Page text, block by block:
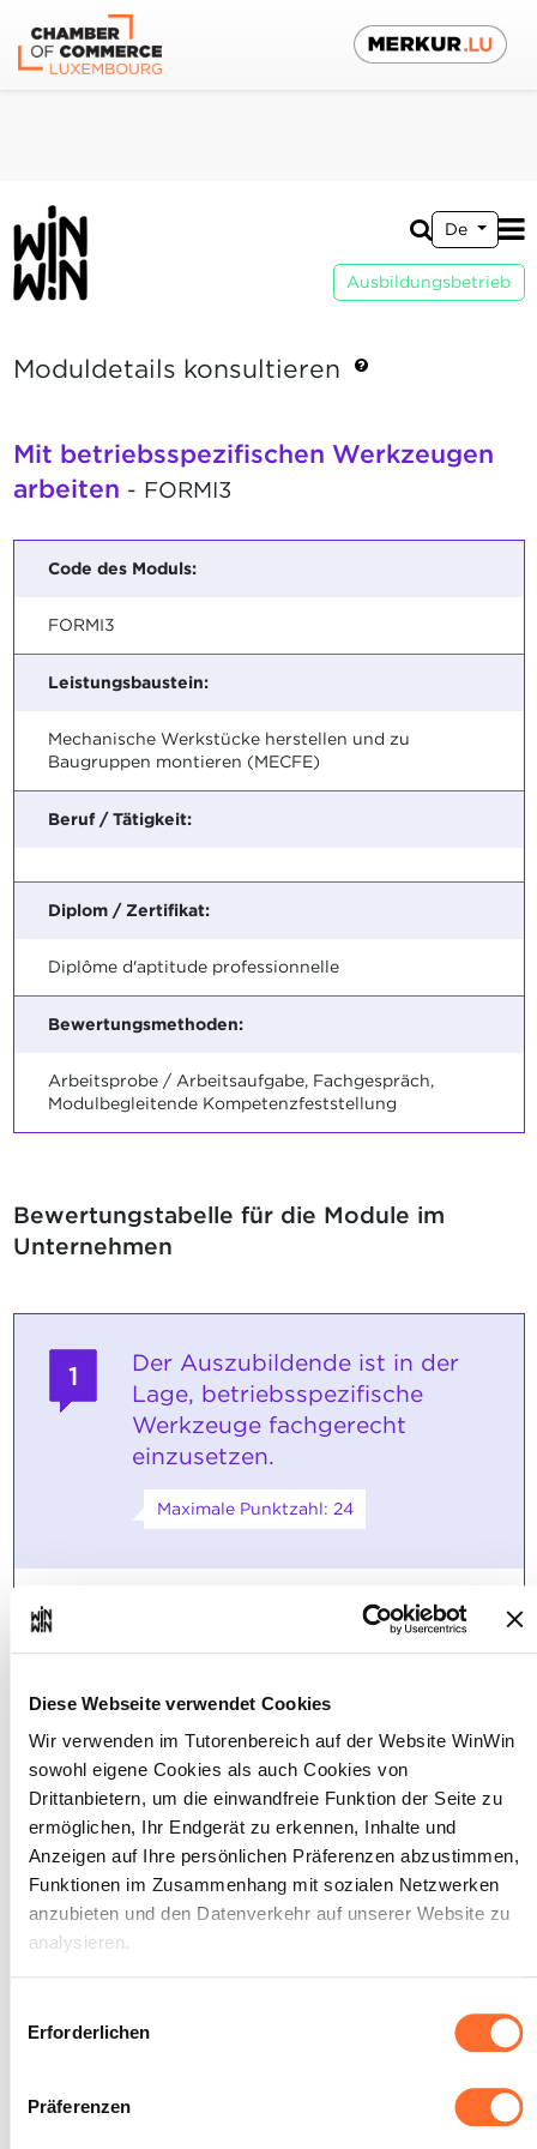
Diese Webseite verwendet Cookies
Wir verwenden im Tutorenbereich auf der Website WinWin
sowohl eigene Cookies als auch Cookies von
Drittanbietern, um die einwandfreie Funktion der Seite zu
ermöglichen, Ihr Endgerät zu erkennen, Inhalte und
Anzeigen auf Ihre persönlichen Präferenzen abzustimmen,
Funktionen im Zusammenhang mit sozialen Netzwerken
anzubieten und den Datenverkehr auf unserer Website zu
analysieren.
akzeptieren, ablehnen oder konfigurieren. Davon
ausgenommen sind Cookies, die für die Funktion der
Website unbedingt erforderlich sind. Eine Beschreibung der
verschiedenen Cookies finden sie oben unter „Details“.
Erforderlichen
Präferenzen
De
Ausbildungsbetrieb
Moduldetails konsultieren
Mit betriebsspezifischen Werkzeugen
arbeiten - FORMI3
Code des Moduls:
FORMI3
Leistungsbaustein:
Mechanische Werkstücke herstellen und zu
Baugruppen montieren (MECFE)
Beruf / Tätigkeit:
Diplom / Zertifikat:
Diplôme d'aptitude professionnelle
Bewertungsmethoden:
Arbeitsprobe / Arbeitsaufgabe, Fachgespräch,
Modulbegleitende Kompetenzfeststellung
Bewertungstabelle für die Module im
Unternehmen
1
Der Auszubildende ist in der
Lage, betriebsspezifische
Werkzeuge fachgerecht
einzusetzen.
Maximale Punktzahl: 24
Er/Sie kann den technischen Zustand
Werkzeuge erkennen. Er / sie kann berufs-
und betriebsspezifische Werkzeuge gemäß
ihrer Handhabung und Gebrauch
aussuchen.
SOCKEL
Mindestens 60% der Zustände der
Werkzeuge werden korrekt erkannt.
Mindestens 60% der Werkzeuge werden
ihrem richtigen Anwendungsgebiet
2